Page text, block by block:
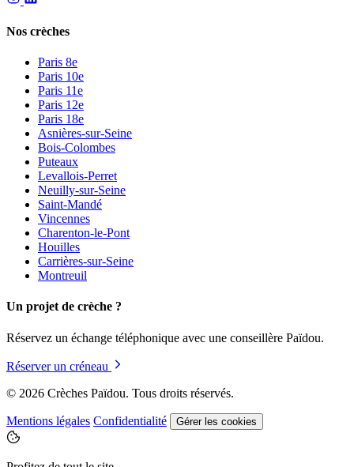
Nos crèches
Paris 8e
Paris 10e
Paris 11e
Paris 12e
Paris 18e
Asnières-sur-Seine
Bois-Colombes
Puteaux
Levallois-Perret
Neuilly-sur-Seine
Saint-Mandé
Vincennes
Charenton-le-Pont
Houilles
Carrières-sur-Seine
Montreuil
Un projet de crèche ?
Réservez un échange téléphonique avec une conseillère Païdou.
Réserver un créneau
© 2026 Crèches Païdou. Tous droits réservés.
Mentions légales Confidentialité Gérer les cookies